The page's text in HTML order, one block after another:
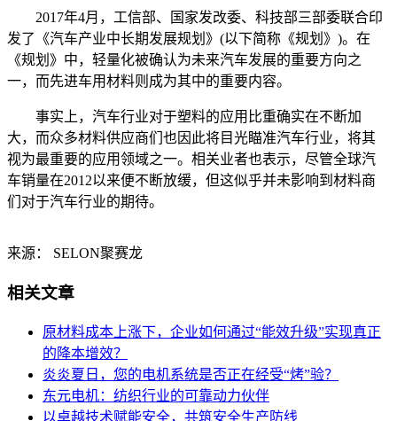
2017年4月，工信部、国家发改委、科技部三部委联合印
发了《汽车产业中长期发展规划》(以下简称《规划》)。在
《规划》中，轻量化被确认为未来汽车发展的重要方向之
一，而先进车用材料则成为其中的重要内容。
事实上，汽车行业对于塑料的应用比重确实在不断加
大，而众多材料供应商们也因此将目光瞄准汽车行业，将其
视为最重要的应用领域之一。相关业者也表示，尽管全球汽
车销量在2012以来便不断放缓，但这似乎并未影响到材料商
们对于汽车行业的期待。
来源： SELON聚赛龙
相关文章
原材料成本上涨下，企业如何通过“能效升级”实现真正
的降本增效？
炎炎夏日，您的电机系统是否正在经受“烤”验？
东元电机：纺织行业的可靠动力伙伴
以卓越技术赋能安全，共筑安全生产防线